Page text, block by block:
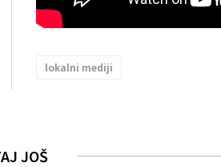
lokalni mediji
JOŠ